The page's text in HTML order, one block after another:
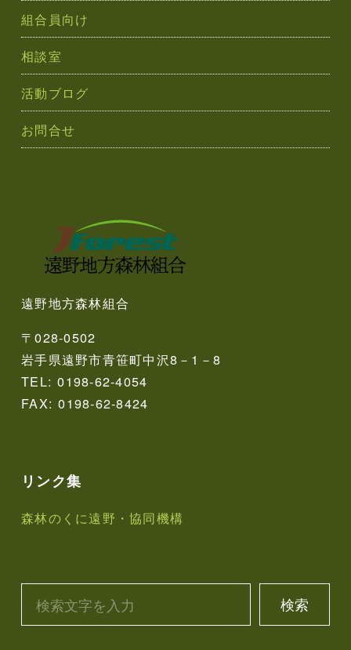
組合員向け
相談室
活動ブログ
お問合せ
遠野地方森林組合
〒028-0502
岩手県遠野市青笹町中沢8－1－8
TEL: 0198-62-4054
FAX: 0198-62-8424
リンク集
森林のくに遠野・協同機構
検索